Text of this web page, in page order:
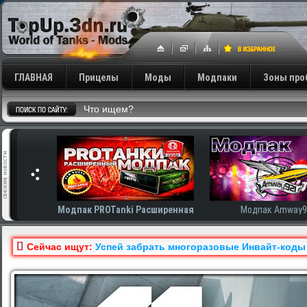
ГЛАВНАЯ Прицелы Моды Модпаки Зоны
Модпак Amway921 Модпак
Сейчас ищут: Успей забрать многоразовые Инвайт-